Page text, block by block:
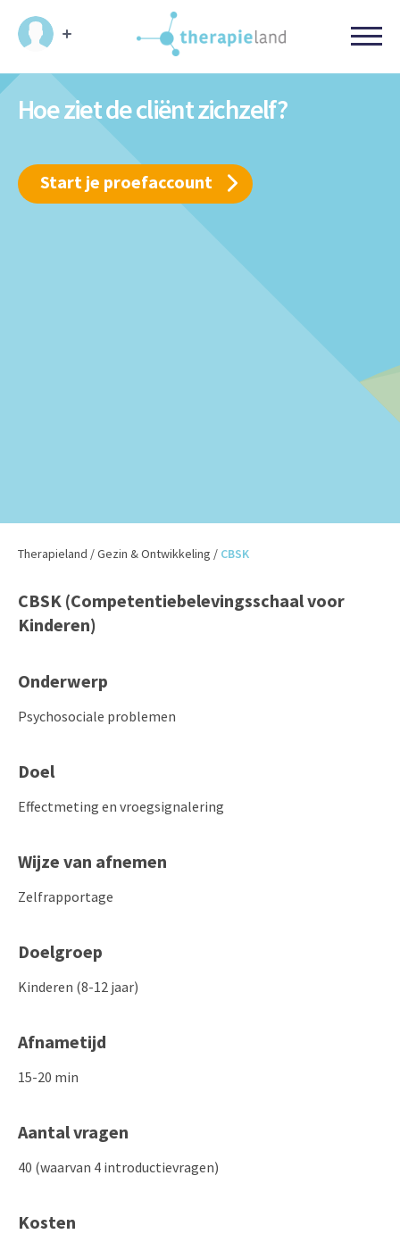
Hoe ziet de cliënt zichzelf?
Start je proefaccount
Therapieland /Gezin & Ontwikkeling / CBSK
CBSK (Competentiebelevingsschaal voor
Kinderen)
Onderwerp
Psychosociale problemen
Doel
Effectmeting en vroegsignalering
Wijze van afnemen
Zelfrapportage
Doelgroep
Kinderen (8-12 jaar)
Afnametijd
15-20 min
Aantal vragen
40 (waarvan 4 introductievragen)
Kosten